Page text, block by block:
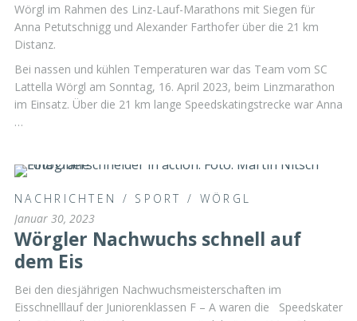
Wörgl im Rahmen des Linz-Lauf-Marathons mit Siegen für
Anna Petutschnigg und Alexander Farthofer über die 21 km
Distanz.
Bei nassen und kühlen Temperaturen war das Team vom SC
Lattella Wörgl am Sonntag, 16. April 2023, beim Linzmarathon
im Einsatz. Über die 21 km lange Speedskatingstrecke war Anna
…
NACHRICHTEN / SPORT / WÖRGL
Januar 30, 2023
Wörgler Nachwuchs schnell auf
dem Eis
Bei den diesjährigen Nachwuchsmeisterschaften im
Eisschnelllauf der Juniorenklassen F – A waren die Speedskater